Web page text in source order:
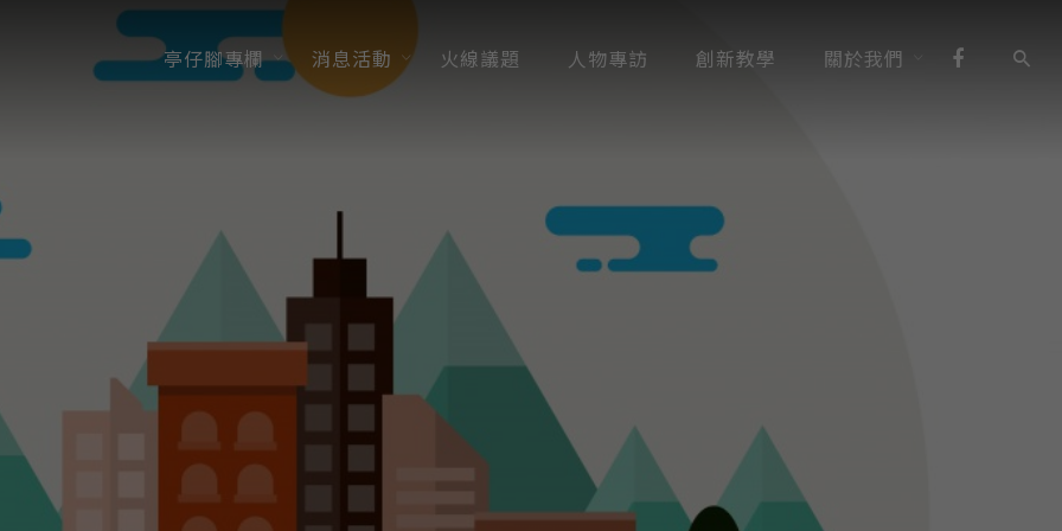
亭仔腳專欄 消息活動 火線議題 人物專訪 創新教學 關於我們
縣市合併改制 觀點交流 -